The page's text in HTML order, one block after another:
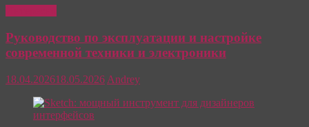
Руководство по эксплуатации и настройке
современной техники и электроники
18.04.202618.05.2026 Andrey